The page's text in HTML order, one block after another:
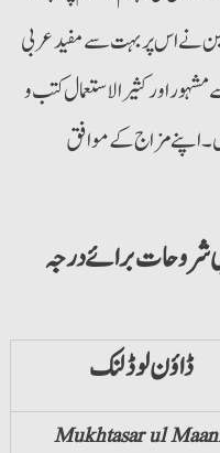
نے اس پر بہت سے مفید عربی
اور کثیر الاستعمال کتب و
اپنے مزاج کے موافق
شروحات برائے درجہ
ڈاؤن لوڈ لنک
Mukhtasar ul